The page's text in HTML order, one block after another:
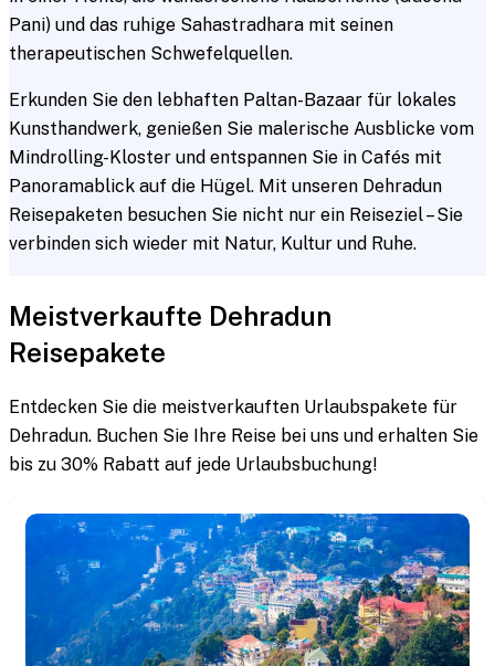
Pani) und das ruhige Sahastradhara mit seinen
therapeutischen Schwefelquellen.
Erkunden Sie den lebhaften Paltan-Bazaar für lokales
Kunsthandwerk, genießen Sie malerische Ausblicke vom
Mindrolling-Kloster und entspannen Sie in Cafés mit
Panoramablick auf die Hügel. Mit unseren Dehradun
Reisepaketen besuchen Sie nicht nur ein Reiseziel – Sie
verbinden sich wieder mit Natur, Kultur und Ruhe.
Meistverkaufte Dehradun
Reisepakete
Entdecken Sie die meistverkauften Urlaubspakete für
Dehradun. Buchen Sie Ihre Reise bei uns und erhalten Sie
bis zu 30% Rabatt auf jede Urlaubsbuchung!